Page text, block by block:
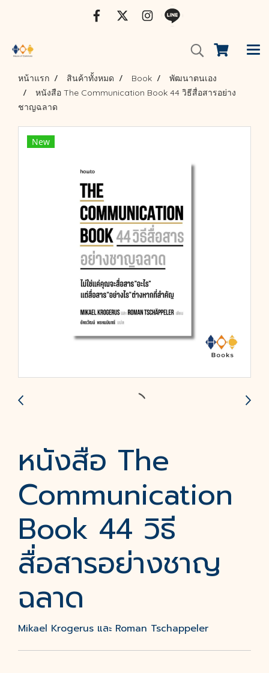
หน้าแรก สินค้าทั้งหมด Book
พัฒนาตนเอง
หนังสือ The Communication Book 44 วิธีสื่อสารอย่าง
ชาญฉลาด
New
หนังสือ The
Communication
Book 44 วิธี
สื่อสารอย่างชาญ
ฉลาด
Mikael Krogerus และ Roman Tschappeler